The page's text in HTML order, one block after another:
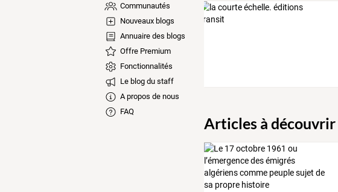
Communautés
Nouveaux blogs
Annuaire des blogs
Offre Premium
Fonctionnalités
Le blog du staff
A propos de nous
FAQ
Articles à découvrir